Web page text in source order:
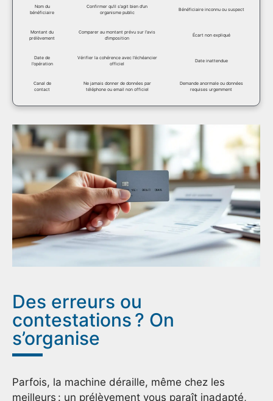
Nom du
bénéficiaire
Confirmer qu’il s’agit bien d’un
organisme public
Bénéficiaire inconnu ou suspect
Montant du
prélèvement
Comparer au montant prévu sur l’avis
d’imposition
Écart non expliqué
Date de
l’opération
Vérifier la cohérence avec l’échéancier
officiel
Date inattendue
Canal de
contact
Ne jamais donner de données par
téléphone ou email non officiel
Demande anormale ou données
requises urgemment
Des erreurs ou
contestations ? On
s’organise
Parfois, la machine déraille, même chez les
meilleurs : un prélèvement vous paraît inadapté,